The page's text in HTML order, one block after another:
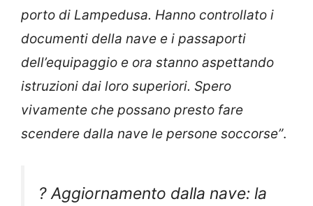
porto di Lampedusa. Hanno controllato i
documenti della nave e i passaporti
dell’equipaggio e ora stanno aspettando
istruzioni dai loro superiori. Spero
vivamente che possano presto fare
scendere dalla nave le persone soccorse”.
? Aggiornamento dalla nave: la